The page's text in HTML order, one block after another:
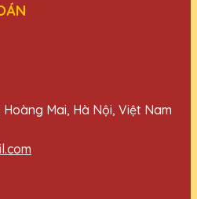
Hoàng Mai, Hà Nội, Việt Nam